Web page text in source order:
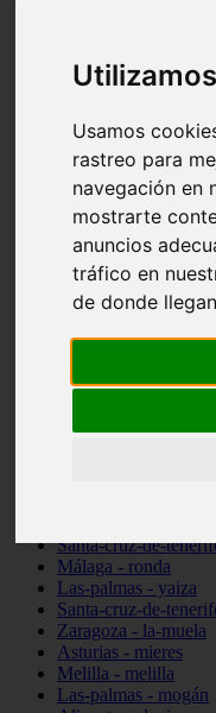
Usamos
rastreo para
navegación en
mostrarte
anuncios
tráfico en
de donde
Teruel - sarrión
Madrid - madrid
Málaga -
Asturias - oviedo
Cádiz - el-puerto-de-
Asturias - aller
Toledo - illescas
álava - vitoria-gasteiz
Málaga - marbella
Zaragoza - zaragoza
Toledo - seseña
Cantabria - val-de-
Sevilla - sevilla
Santa-cruz-de-
Málaga - ronda
Las-palmas - yaiza
Santa-cruz-de-
Zaragoza - la-muela
Asturias - mieres
Melilla - melilla
Las-palmas - mogán